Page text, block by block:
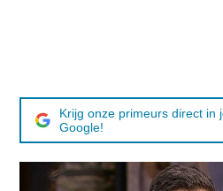
Krijg onze primeurs direct in
Google!